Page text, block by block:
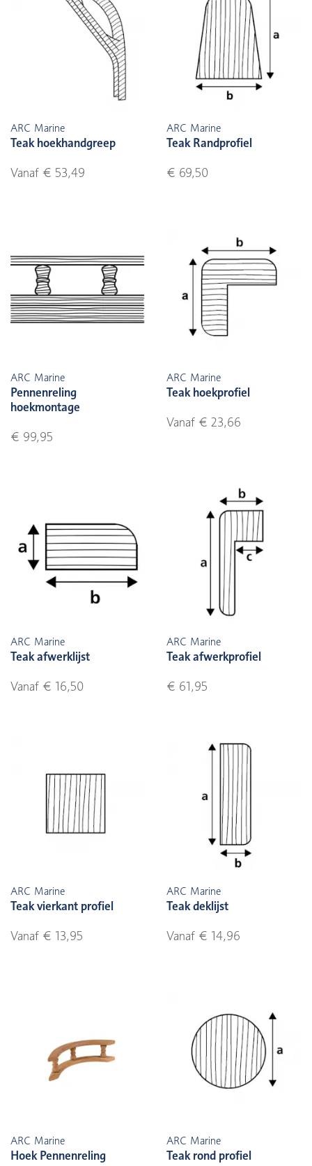
ARC Marine
Teak hoekhandgreep
Vanaf € 53,49
ARC Marine
Teak Randprofiel
€ 69,50
ARC Marine
Pennenreling
hoekmontage
€ 99,95
ARC Marine
Teak hoekprofiel
Vanaf € 23,66
ARC Marine
Teak afwerklijst
Vanaf € 16,50
ARC Marine
Teak afwerkprofiel
€ 61,95
ARC Marine
Teak vierkant profiel
Vanaf € 13,95
ARC Marine
Teak deklijst
Vanaf € 14,96
ARC Marine
Hoek Pennenreling
ARC Marine
Teak rond profiel